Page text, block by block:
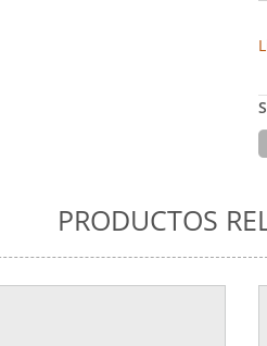
PRODUCTOS